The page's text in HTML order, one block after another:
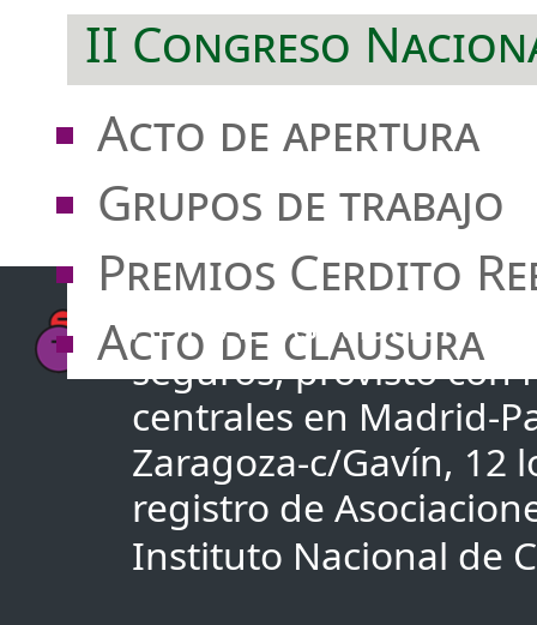
II Congreso
Acto de apertura
Grupos de trabajo
Premios Cerdito
Acto de clausura
ADICAE Asociación
seguros, provisto con
centrales en Madrid-
Zaragoza-c/Gavín, 12
registro de
Instituto Nacional de